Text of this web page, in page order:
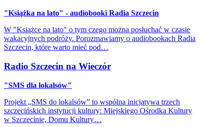
"Książka na lato" - audiobooki Radia Szczecin
W "Książce na lato" o tym czego można posłuchać w czasie
wakacyjnych podróży. Porozmawiamy o audiobookach Radia
Szczecin, które warto mieć pod…
Radio Szczecin na Wieczór
"SMS dla lokalsów"
Projekt „SMS do lokalsów” to wspólna inicjatywa trzech
szczecińskich instytucji kultury: Miejskiego Ośrodka Kultury
w Szczecinie, Domu Kultury…